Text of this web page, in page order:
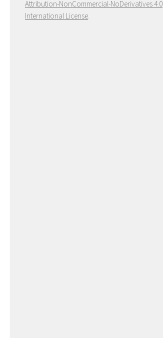
Attribution-NonCommercial-NoDerivatives 4.0
International License.